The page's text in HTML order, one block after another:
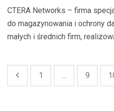
CTERA Networks – firma
do magazynowania i ochrony
małych i średnich firm,
1 ... 9